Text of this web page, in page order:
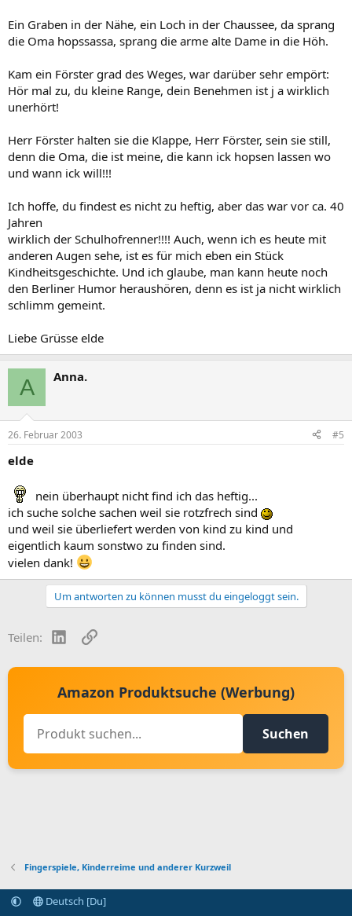
Ein Graben in der Nähe, ein Loch in der Chaussee, da sprang
die Oma hopssassa, sprang die arme alte Dame in die Höh.
Kam ein Förster grad des Weges, war darüber sehr empört:
Hör mal zu, du kleine Range, dein Benehmen ist j a wirklich
unerhört!
Herr Förster halten sie die Klappe, Herr Förster, sein sie still,
denn die Oma, die ist meine, die kann ick hopsen lassen wo
und wann ick will!!!
Ich hoffe, du findest es nicht zu heftig, aber das war vor ca. 40
Jahren
wirklich der Schulhofrenner!!!! Auch, wenn ich es heute mit
anderen Augen sehe, ist es für mich eben ein Stück
Kindheitsgeschichte. Und ich glaube, man kann heute noch
den Berliner Humor heraushören, denn es ist ja nicht wirklich
schlimm gemeint.
Liebe Grüsse elde
A Anna.
26. Februar 2003 #5
elde
nein überhaupt nicht find ich das heftig...
ich suche solche sachen weil sie rotzfrech sind
und weil sie überliefert werden von kind zu kind und
eigentlich kaum sonstwo zu finden sind.
vielen dank!
Um antworten zu können musst du eingeloggt sein.
Teilen: LinkedInLink
Amazon Produktsuche (Werbung)
Suchen
Fingerspiele, Kinderreime und anderer Kurzweil
Deutsch [Du]